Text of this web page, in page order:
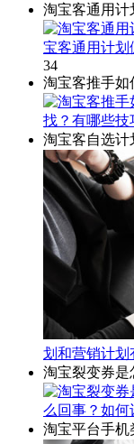
淘宝客通用计
宝客通用计划
34
淘宝客推手如
找？有哪些技
淘宝客自选计
划和营销计划
淘宝裂变券是
么回事？如何
淘宝平台手机